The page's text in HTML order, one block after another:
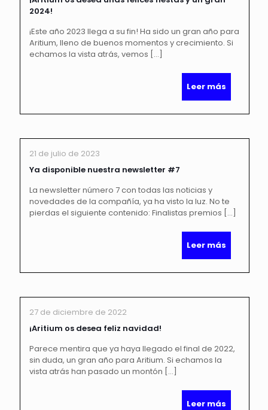
2024!
¡Este año 2023 llega a su fin! Ha sido un gran año para
Aritium, lleno de buenos momentos y crecimiento. Si
echamos la vista atrás, vemos […]
Leer más
21 de julio de 2023
Ya disponible nuestra newsletter #7
La newsletter número 7 con todas las noticias y
novedades de la compañía, ya ha visto la luz. No te
pierdas el siguiente contenido: Finalistas premios […]
Leer más
27 de diciembre de 2022
¡Aritium os desea feliz navidad!
Parece mentira que ya haya llegado el final de 2022,
sin duda, un gran año para Aritium. Si echamos la
vista atrás han pasado un montón […]
Leer más